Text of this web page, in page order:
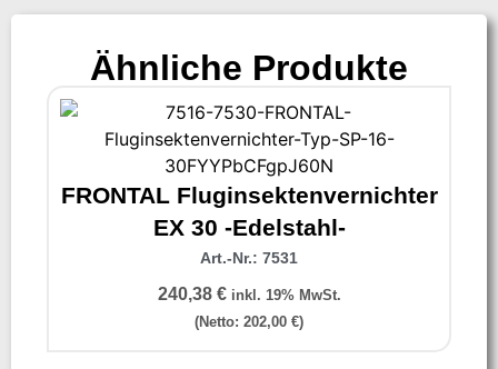
Ähnliche Produkte
FRONTAL Fluginsektenvernichter
EX 30 -Edelstahl-
Art.-Nr.: 7531
240,38 € inkl. 19% MwSt.
(Netto: 202,00 €)